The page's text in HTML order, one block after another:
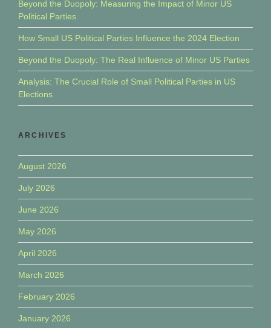
Beyond the Duopoly: Measuring the Impact of Minor US
Political Parties
How Small US Political Parties Influence the 2024 Election
Beyond the Duopoly: The Real Influence of Minor US Parties
Analysis: The Crucial Role of Small Political Parties in US
Elections
ARCHIVES
August 2026
July 2026
June 2026
May 2026
April 2026
March 2026
February 2026
January 2026